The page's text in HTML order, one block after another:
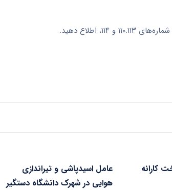
اطلاع دهید.
کارانه
عامل اسیدپاشی و تیراندازی
هوایی در شهرک دانشگاه دستگیر